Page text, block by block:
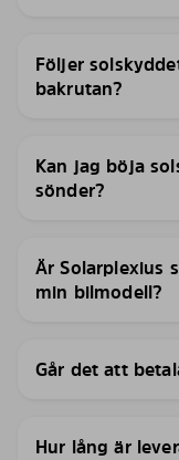
Följer
bakrutan?
Kan jag böja
sönder?
Är Solarplexius
min bilmodell?
Går det att
Hur lång är